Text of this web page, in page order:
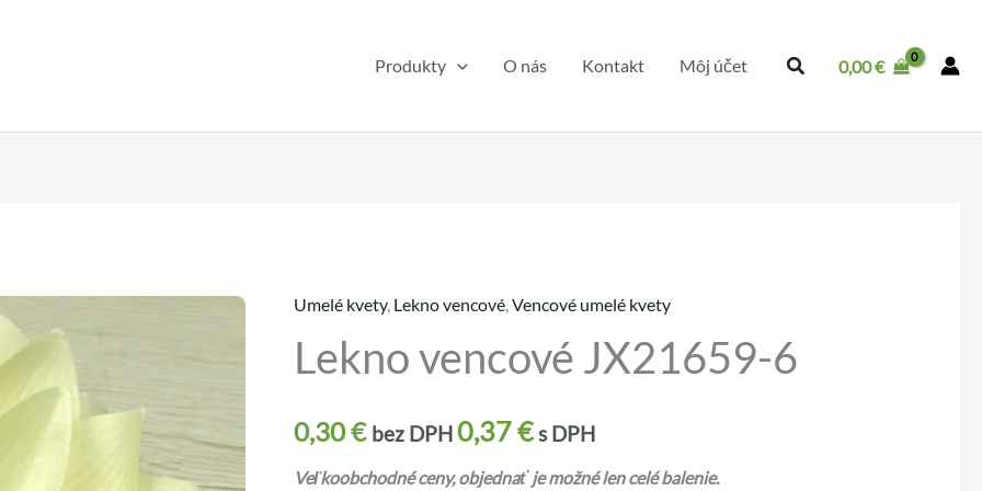
Produkty O nás Kontakt Môj účet 0,00€
Umelé kvety, Lekno vencové,Vencové umelé kvety
Lekno vencové JX21659-6
0,30€ bez DPH0,37€s DPH
Veľkoobchodné ceny, objednať je možné len celé balenie.
množstvo
Lekno
vencové
6